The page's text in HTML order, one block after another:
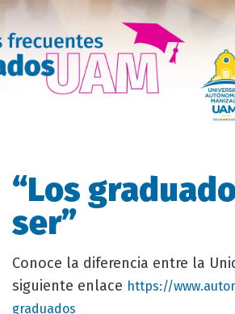
“Los
ser”
Conoce la diferencia entre la
siguiente enlace https://
graduados